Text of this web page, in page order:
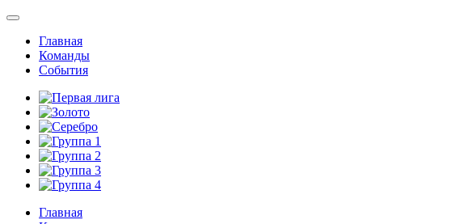
Главная
Команды
События
Главная